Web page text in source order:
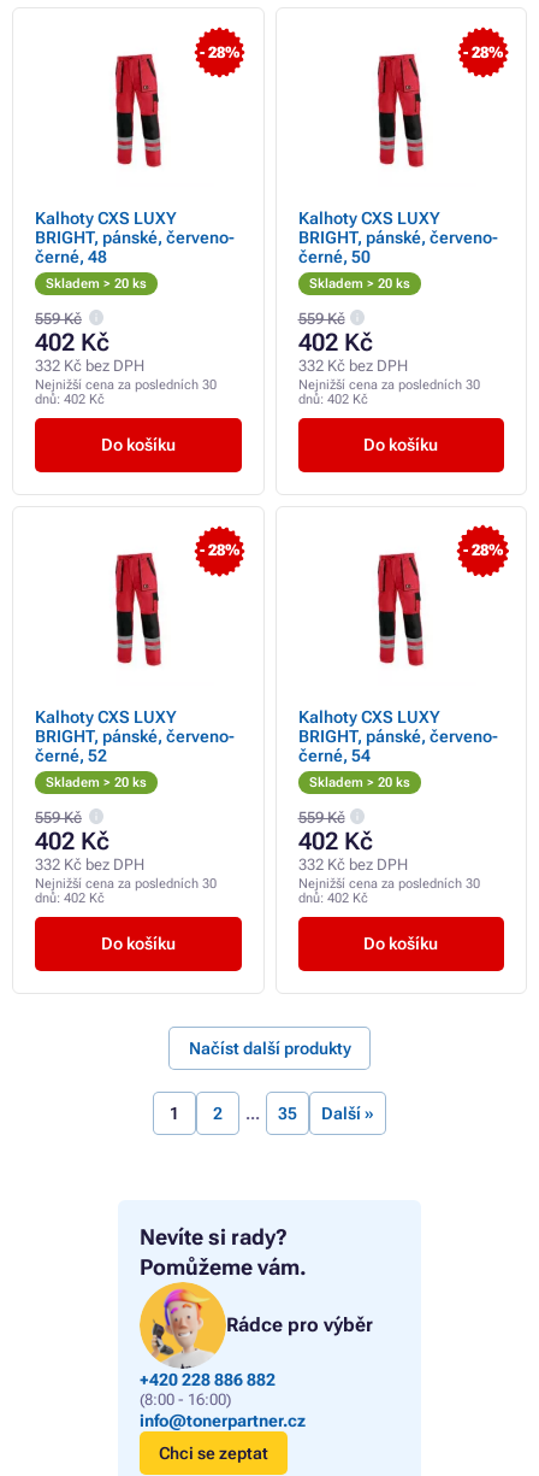
Nevíte si rady?
Pomůžeme vám.
Rádce pro výběr
+420 228 886 882
(8:00 - 16:00)
info@tonerpartner.cz
Chci se zeptat
- 28%
Kalhoty CXS LUXY
BRIGHT, pánské, červeno-
černé, 48
Skladem > 20 ks
559 Kč
402 Kč
332 Kč bez DPH
Nejnižší cena za posledních 30
dnů: 402 Kč
Do košíku
- 28%
Kalhoty CXS LUXY
BRIGHT, pánské, červeno-
černé, 50
Skladem > 20 ks
559 Kč
402 Kč
332 Kč bez DPH
Nejnižší cena za posledních 30
dnů: 402 Kč
Do košíku
- 28%
Kalhoty CXS LUXY
BRIGHT, pánské, červeno-
černé, 52
Skladem > 20 ks
559 Kč
402 Kč
332 Kč bez DPH
Nejnižší cena za posledních 30
dnů: 402 Kč
Do košíku
- 28%
Kalhoty CXS LUXY
BRIGHT, pánské, červeno-
černé, 54
Skladem > 20 ks
559 Kč
402 Kč
332 Kč bez DPH
Nejnižší cena za posledních 30
dnů: 402 Kč
Do košíku
Načíst další produkty
1 2 35 Další »